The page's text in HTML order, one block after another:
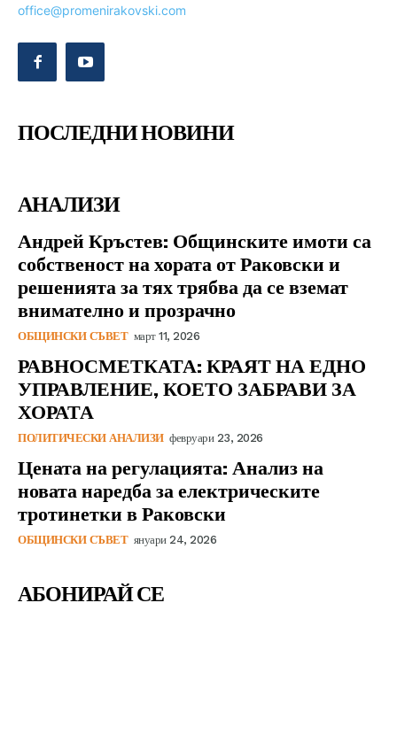
office@promenirakovski.com
ПОСЛЕДНИ НОВИНИ
АНАЛИЗИ
Андрей Кръстев: Общинските имоти са
собственост на хората от Раковски и
решенията за тях трябва да се вземат
внимателно и прозрачно
ОБЩИНСКИ СЪВЕТ март 11, 2026
РАВНОСМЕТКАТА: КРАЯТ НА ЕДНО
УПРАВЛЕНИЕ, КОЕТО ЗАБРАВИ ЗА
ХОРАТА
ПОЛИТИЧЕСКИ АНАЛИЗИ февруари 23, 2026
Цената на регулацията: Анализ на
новата наредба за електрическите
тротинетки в Раковски
ОБЩИНСКИ СЪВЕТ януари 24, 2026
АБОНИРАЙ СЕ